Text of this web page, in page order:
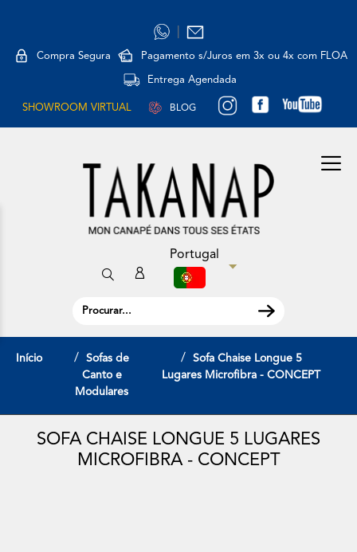
Compra Segura Pagamento s/Juros em 3x ou 4x com FLOA
Entrega Agendada
SHOWROOM VIRTUAL BLOG
Portugal
Início
Sofas de
Canto e
Modulares
Sofa Chaise Longue 5
Lugares Microfibra - CONCEPT
SOFA CHAISE LONGUE 5 LUGARES
MICROFIBRA - CONCEPT